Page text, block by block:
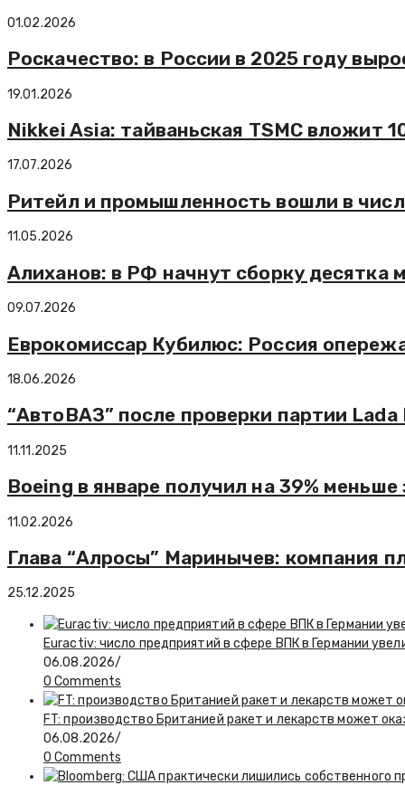
01.02.2026
Роскачество: в России в 2025 году
19.01.2026
Nikkei Asia: тайваньская TSMC вложит
17.07.2026
Ритейл и промышленность вошли в
11.05.2026
Алиханов: в РФ начнут сборку
09.07.2026
Еврокомиссар Кубилюс: Россия
18.06.2026
“АвтоВАЗ” после проверки партии
11.11.2025
Boeing в январе получил на 39%
11.02.2026
Глава “Алросы” Маринычев: компания
25.12.2025
Euractiv: число предприятий в сфере ВПК в Германии
06.08.2026/
0 Comments
FT: производство Британией ракет и лекарств может
06.08.2026/
0 Comments